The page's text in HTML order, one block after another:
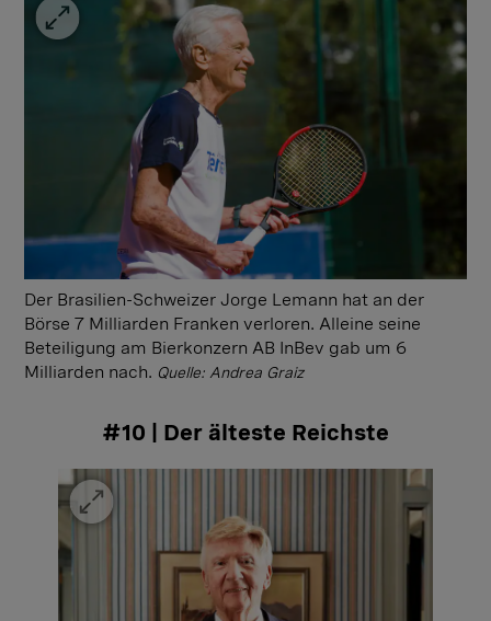
Der Brasilien-Schweizer Jorge Lemann hat an der
Börse 7 Milliarden Franken verloren. Alleine seine
Beteiligung am Bierkonzern AB InBev gab um 6
Milliarden nach. Quelle: Andrea Graiz
#10 | Der älteste Reichste